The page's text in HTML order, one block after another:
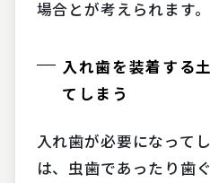
場合とが考えられます。
入れ歯を装着する
てしまう
入れ歯が必要になって
は、虫歯であったり歯